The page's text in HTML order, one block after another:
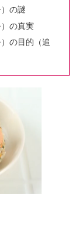
の謎
の真実
の目的（追